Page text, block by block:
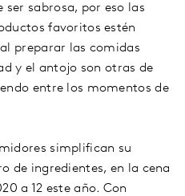
sabrosa, por eso las
favoritos estén
preparar las comidas
y el antojo son otras de
entre los momentos de
simplifican su
de ingredientes, en la cena
a 12 este año. Con